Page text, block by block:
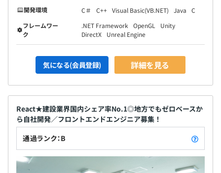
開発環境
C＃ C++ Visual Basic(VB.NET) Java
C
フレームワー
ク
.NET Framework OpenGL
Unity
DirectX
Unreal Engine
気になる(会員登録) 詳細を見る
React★建設業界国内シェア率No.1◎地方でもゼロベースか
ら自社開発／フロントエンドエンジニア募集！
通過ランク：B